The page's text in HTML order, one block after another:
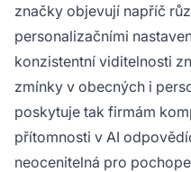
značky objevují napříč
personalizačními
konzistentní viditelnosti
zmínky v obecných i
poskytuje tak firmám
přítomnosti v AI
neocenitelná pro